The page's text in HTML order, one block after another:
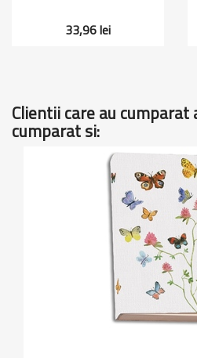
33,96 lei
Clientii care au cumparat
cumparat si: